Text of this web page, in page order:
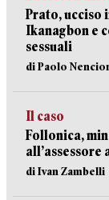
Prato, ucciso
Ikanagbon e
sessuali
di Paolo
Il caso
Follonica,
di Ivan Zambelli